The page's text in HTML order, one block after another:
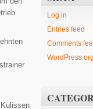
Log in
Entries feed
Comments
WordPress.org